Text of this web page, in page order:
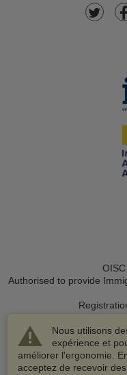
Nous utilisons
expérience et
améliorer l'ergonomie.
acceptez de recevoir
Authorised to provide